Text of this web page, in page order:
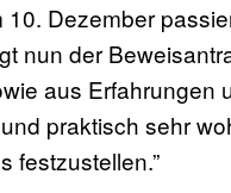
10. Dezember
nun der
aus Erfahrungen
praktisch sehr
festzustellen.”